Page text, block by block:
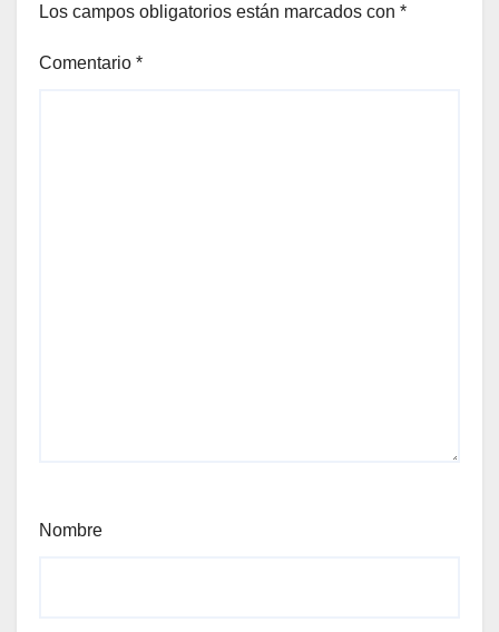
Los campos obligatorios están marcados con *
Comentario *
Nombre